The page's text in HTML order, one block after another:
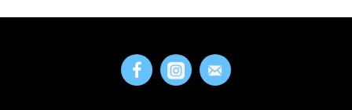
captcha abaixo